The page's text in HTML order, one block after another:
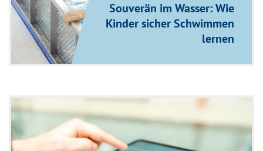
Souverän im Wasser: Wie
Kinder sicher Schwimmen
lernen